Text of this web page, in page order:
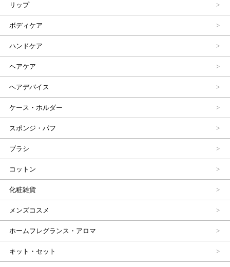
リップ
ボディケア
ハンドケア
ヘアケア
ヘアデバイス
ケース・ホルダー
スポンジ・パフ
ブラシ
コットン
化粧雑貨
メンズコスメ
ホームフレグランス・アロマ
キット・セット